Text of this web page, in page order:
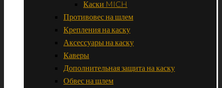
Каски MICH
Противовес на шлем
Крепления на каску
Аксессуары на каску
Каверы
Дополнительная защита на каску
Обвес на шлем